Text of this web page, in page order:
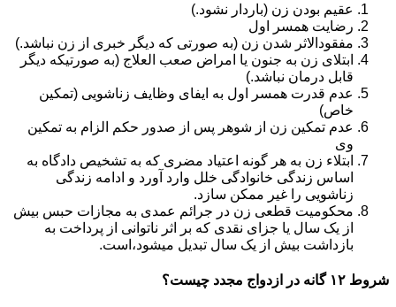
عقیم بودن زن (باردار نشود.)
رضایت همسر اول
مفقودالاثر شدن زن (به صورتی که دیگر خبری از زن نباشد.)
ابتلای زن به جنون یا امراض صعب العلاج (به صورتیکه دیگر
قابل درمان نباشد.)
عدم قدرت همسر اول به ایفای وظایف زناشویی (تمکین
خاص)
عدم تمکین زن از شوهر پس از صدور حکم الزام به تمکین
وی
ابتلاء زن به هر گونه اعتیاد مضری که به تشخیص دادگاه به
اساس زندگی خانوادگی خلل وارد آورد و ادامه زندگی
زناشویی را غیر ممکن سازد.
محکومیت قطعی زن در جرائم عمدی به مجازات حبس بیش
از یک سال یا جزای نقدی که بر اثر ناتوانی از پرداخت به
بازداشت بیش از یک سال تبدیل می‎شود،است.
شروط ۱۲ گانه در ازدواج مجدد چیست؟